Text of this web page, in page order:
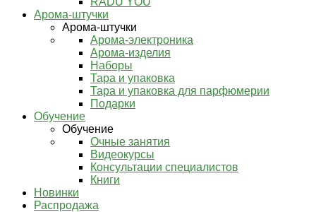
Арома-штучки
Арома-штучки
Арома-электроника
Арома-изделия
Наборы
Тара и упаковка
Тара и упаковка для парфюмерии
Подарки
Обучение
Обучение
Очные занятия
Видеокурсы
Консультации специалистов
Книги
Новинки
Распродажа